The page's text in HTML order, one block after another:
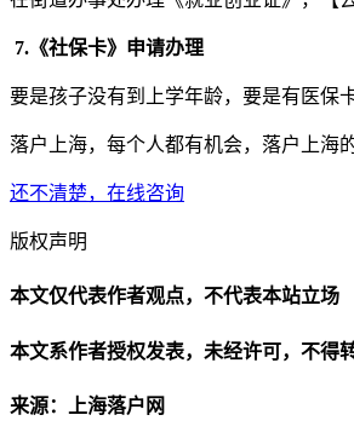
7.《社保卡》申请办理
要是孩子没有到上学年龄，要是有医保
落户上海，每个人都有机会，落户上海
还不清楚，在线咨询
版权声明
本文仅代表作者观点，不代表本站立场
本文系作者授权发表，未经许可，不得
来源：上海落户网